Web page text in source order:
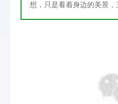
想，只是看着身边的美景，